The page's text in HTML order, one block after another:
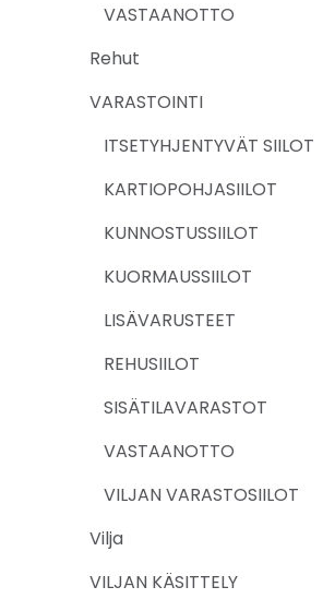
VASTAANOTTO
Rehut
VARASTOINTI
ITSETYHJENTYVÄT SIILOT
KARTIOPOHJASIILOT
KUNNOSTUSSIILOT
KUORMAUSSIILOT
LISÄVARUSTEET
REHUSIILOT
SISÄTILAVARASTOT
VASTAANOTTO
VILJAN VARASTOSIILOT
Vilja
VILJAN KÄSITTELY